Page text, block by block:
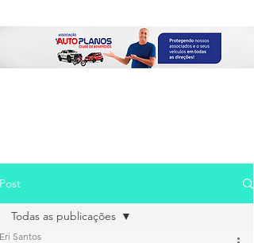
Post
Todas as publicações
Eri Santos